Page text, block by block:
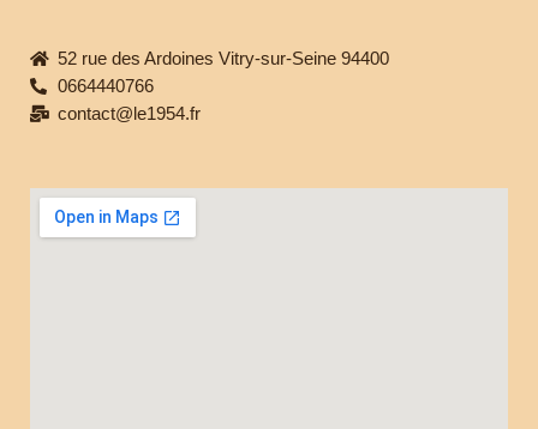
52 rue des Ardoines Vitry-sur-Seine 94400
0664440766
contact@le1954.fr